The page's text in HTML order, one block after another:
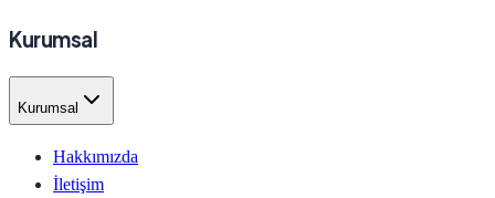
Kurumsal
Kurumsal
Hakkımızda
İletişim